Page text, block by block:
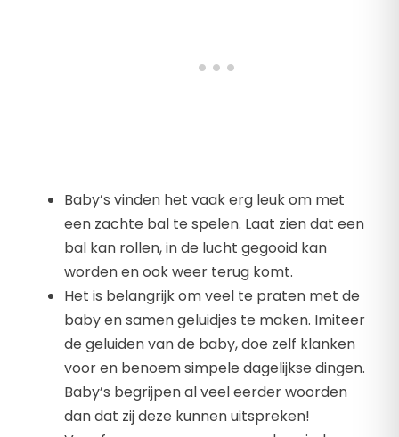
Baby’s vinden het vaak erg leuk om met
een zachte bal te spelen. Laat zien dat een
bal kan rollen, in de lucht gegooid kan
worden en ook weer terug komt.
Het is belangrijk om veel te praten met de
baby en samen geluidjes te maken. Imiteer
de geluiden van de baby, doe zelf klanken
voor en benoem simpele dagelijkse dingen.
Baby’s begrijpen al veel eerder woorden
dan dat zij deze kunnen uitspreken!